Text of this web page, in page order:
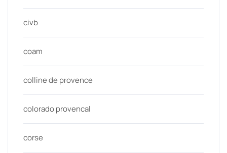
civb
coam
colline de provence
colorado provencal
corse